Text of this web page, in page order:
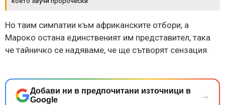
Но таим симпатии към африканските отбори, а
Мароко остана единственият им представител, така
че тайничко се надяваме, че ще сътворят сензация.
Добави ни в предпочитани източници в
Google
→